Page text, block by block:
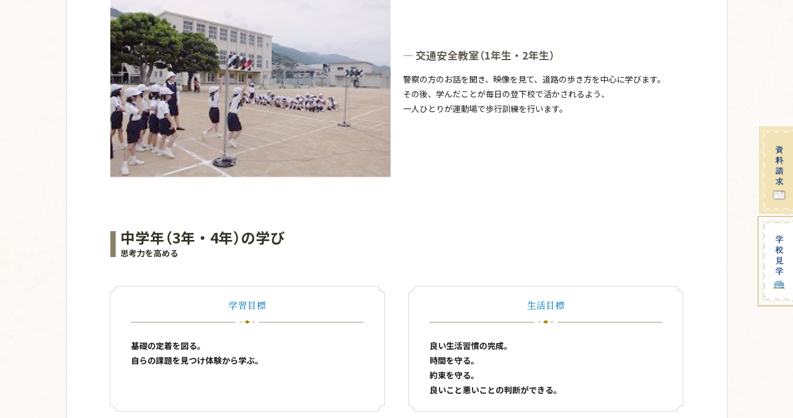
交通安全教室（1年生・2年生）
警察の方のお話を聞き、映像を見て、道路の歩き方を中心に学びます。
その後、学んだことが毎日の登下校で活かされるよう、
一人ひとりが運動場で歩行訓練を行います。
中学年（3年・4年）の学び
思考力を高める
学習目標
基礎の定着を図る。
自らの課題を見つけ体験から学ぶ。
生活目標
良い生活習慣の完成。
時間を守る。
約束を守る。
良いこと悪いことの判断ができる。